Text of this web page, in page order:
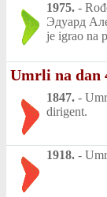
1975. -
Эдуард
je igrao na
Umrli na dan
1847. -
dirigent.
1918. -